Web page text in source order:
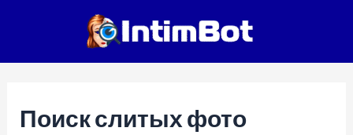
Поиск слитых фото